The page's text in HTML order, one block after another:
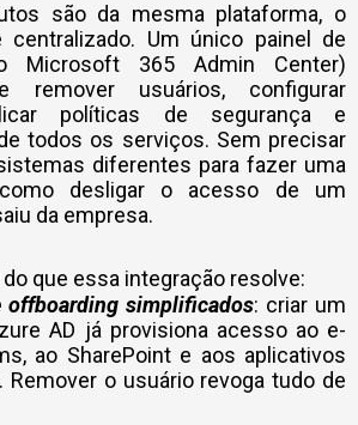
são da mesma plataforma, o
centralizado. Um único painel de
Microsoft 365 Admin Center)
remover usuários, configurar
políticas de segurança e
todos os serviços. Sem precisar
diferentes para fazer uma
desligar o acesso de um
da empresa.
que essa integração resolve:
offboarding simplificados: criar um
AD já provisiona acesso ao e-
ao SharePoint e aos aplicativos
Remover o usuário revoga tudo de